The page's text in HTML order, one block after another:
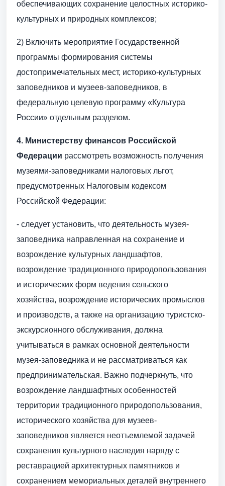
обеспечивающих сохранение целостных историко-
культурных и природных комплексов;
2) Включить мероприятие Государственной
программы формирования системы
достопримечательных мест, историко-культурных
заповедников и музеев-заповедников, в
федеральную целевую программу «Культура
России» отдельным разделом.
4. Министерству финансов Российской
Федерации рассмотреть возможность получения
музеями-заповедниками налоговых льгот,
предусмотренных Налоговым кодексом
Российской Федерации:
- следует установить, что деятельность музея-
заповедника направленная на сохранение и
возрождение культурных ландшафтов,
возрождение традиционного природопользования
и исторических форм ведения сельского
хозяйства, возрождение исторических промыслов
и производств, а также на организацию туристско-
экскурсионного обслуживания, должна
учитываться в рамках основной деятельности
музея-заповедника и не рассматриваться как
предпринимательская. Важно подчеркнуть, что
возрождение ландшафтных особенностей
территории традиционного природопользования,
исторического хозяйства для музеев-
заповедников является неотъемлемой задачей
сохранения культурного наследия наряду с
реставрацией архитектурных памятников и
сохранением мемориальных деталей внутреннего